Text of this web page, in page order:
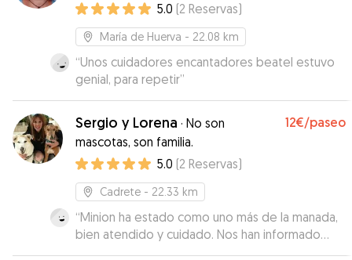
5.0 (2 Reservas)
María de Huerva - 22.08 km
“Unos cuidadores encantadores beatel estuvo
genial, para repetir”
Sergio y Lorena · No son
mascotas, son familia.
12€/paseo
5.0 (2 Reservas)
Cadrete - 22.33 km
“Minion ha estado como uno más de la manada,
bien atendido y cuidado. Nos han informado
todos los días de cómo se encontraba,